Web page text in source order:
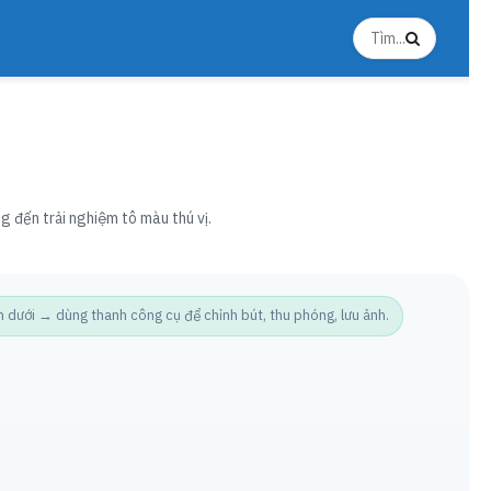
đến trải nghiệm tô màu thú vị.
→ dùng thanh công cụ để chỉnh bút, thu phóng, lưu ảnh.